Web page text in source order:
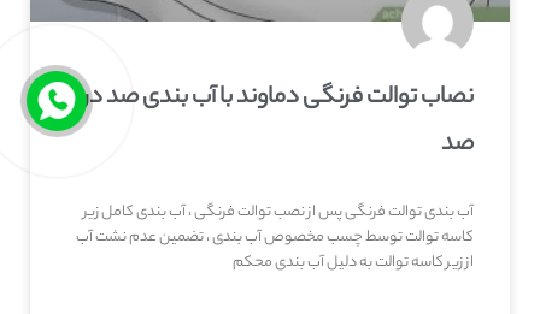
نصاب توالت فرنگی دماوند با آب بندی صد در
صد
آب بندی توالت فرنگی پس از نصب توالت فرنگی ، آب بندی کامل زیر
کاسه توالت توسط چسب مخصوص آب بندی ، تضمین عدم نشت آب
از زیر کاسه توالت به دلیل آب بندی محکم